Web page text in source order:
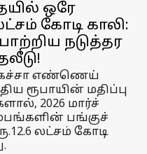
ஒரே
கோடி காலி:
நடுத்தர
கச்சா எண்ணெய்
ரூபாயின் மதிப்பு
2026 மார்ச்
பங்குச்
லட்சம் கோடி